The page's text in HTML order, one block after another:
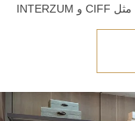
الثقافات.رحلاتنا السنوية إلى المعارض الدولية مثل CIFF و INTERZUM